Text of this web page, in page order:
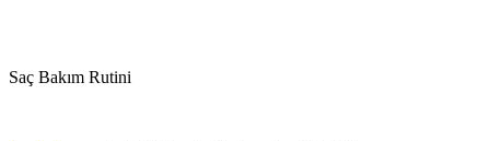
Saç Bakım Rutini